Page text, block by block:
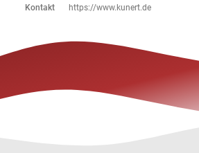
Kontakt
https://www.kunert.de